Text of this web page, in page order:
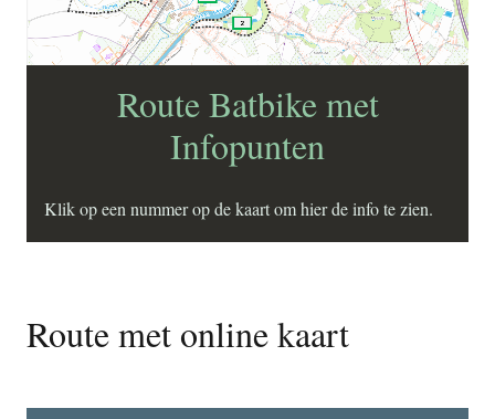
Route Batbike met
Infopunten
Klik op een nummer op de kaart om hier de info te zien.
Route met online kaart